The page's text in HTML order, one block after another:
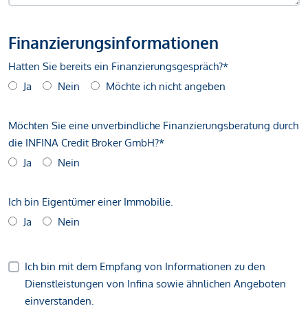
Finanzierungsinformationen
Hatten Sie bereits ein Finanzierungsgespräch?*
Ja
Nein Möchte ich nicht angeben
Möchten Sie eine unverbindliche Finanzierungsberatung durch
die INFINA Credit Broker GmbH?*
Ja
Nein
Ich bin Eigentümer einer Immobilie.
Ja
Nein
Ich bin mit dem Empfang von Informationen zu den
Dienstleistungen von Infina sowie ähnlichen Angeboten
einverstanden.